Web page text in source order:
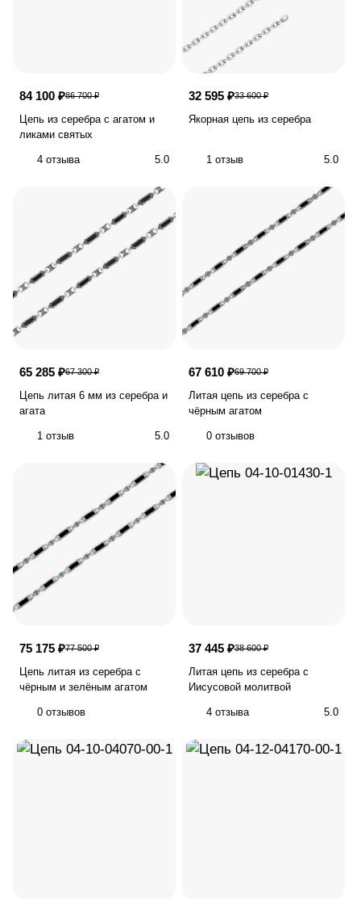
84 100 ₽86 700 ₽
Цепь из серебра с агатом и
ликами святых
4 отзыва 5.0
32 595 ₽33 600 ₽
Якорная цепь из серебра
1 отзыв 5.0
65 285 ₽67 300 ₽
Цепь литая 6 мм из серебра и
агата
1 отзыв 5.0
67 610 ₽69 700 ₽
Литая цепь из серебра с
чёрным агатом
0 отзывов
75 175 ₽77 500 ₽
Цепь литая из серебра с
чёрным и зелёным агатом
0 отзывов
37 445 ₽38 600 ₽
Литая цепь из серебра с
Иисусовой молитвой
4 отзыва 5.0